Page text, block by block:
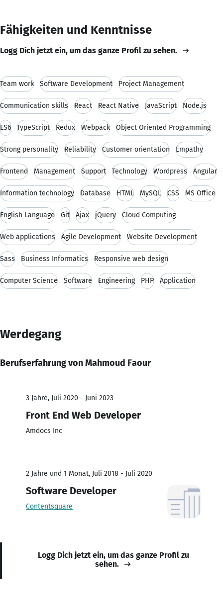
Fähigkeiten und Kenntnisse
Logg Dich jetzt ein, um das ganze Profil zu sehen.
Team work Software Development Project Management
Communication skills React React Native JavaScript Node.js
ES6 TypeScript Redux Webpack Object Oriented Programming
Strong personality Reliability Customer orientation Empathy
Frontend Management Support Technology Wordpress Angular
Information technology Database HTML MySQL CSS MS Office
English Language Git Ajax jQuery Cloud Computing
Web applications Agile Development Website Development
Sass Business Informatics Responsive web design
Computer Science Software Engineering PHP Application
Werdegang
Berufserfahrung von Mahmoud Faour
3 Jahre, Juli 2020 - Juni 2023
Front End Web Developer
Amdocs Inc
2 Jahre und 1 Monat, Juli 2018 - Juli 2020
Software Developer
Contentsquare
Logg Dich jetzt ein, um das ganze Profil zu
sehen.